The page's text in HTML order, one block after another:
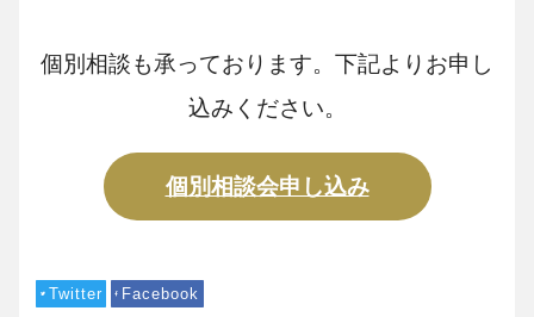
個別相談も承っております。下記よりお申し
込みください。
個別相談会申し込み
Twitter Facebook